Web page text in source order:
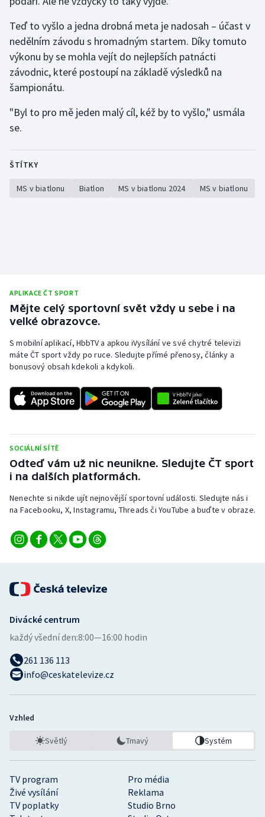
Teď to vyšlo a jedna drobná meta je nadosah – účast v
nedělním závodu s hromadným startem. Díky tomuto
výkonu by se mohla vejít do nejlepších patnácti
závodnic, které postoupí na základě výsledků na
šampionátu.
"Byl to pro mě jeden malý cíl, kéž by to vyšlo," usmála
se.
ŠTÍTKY
MS v biatlonu Biatlon MS v biatlonu 2024 MS v biatlonu
APLIKACE ČT SPORT
Mějte celý sportovní svět vždy u sebe i na
velké obrazovce.
S mobilní aplikací, HbbTV a apkou iVysílání ve své chytré televizi
máte ČT sport vždy po ruce. Sledujte přímé přenosy, články a
bonusový obsah kdekoli a kdykoli.
SOCIÁLNÍ SÍTĚ
Odteď vám už nic neunikne. Sledujte ČT sport
i na dalších platformách.
Nenechte si nikde ujít nejnovější sportovní události. Sledujte nás i
na Facebooku, X, Instagramu, Threads či YouTube a buďte v obraze.
TV program
Pro média
Živé vysílání
Reklama
TV poplatky
Studio Brno
Divácké centrum
každý všední den:8:00—16:00 hodin
261 136 113
info@ceskatelevize.cz
Vzhled
Světlý Tmavý Systém